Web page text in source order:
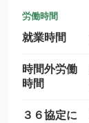
労働時間
就業時間
時間外労働
時間
３６協定に